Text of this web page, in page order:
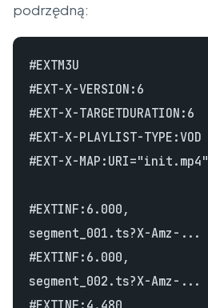
podrzędną:
#EXTM3U
#EXT-X-VERSION:6
#EXT-X-TARGETDURATION:6
#EXT-X-PLAYLIST-TYPE:VOD
#EXT-X-MAP:URI="init.mp4"
#EXTINF:6.000,
segment_001.ts?X-Amz-...
#EXTINF:6.000,
segment_002.ts?X-Amz-...